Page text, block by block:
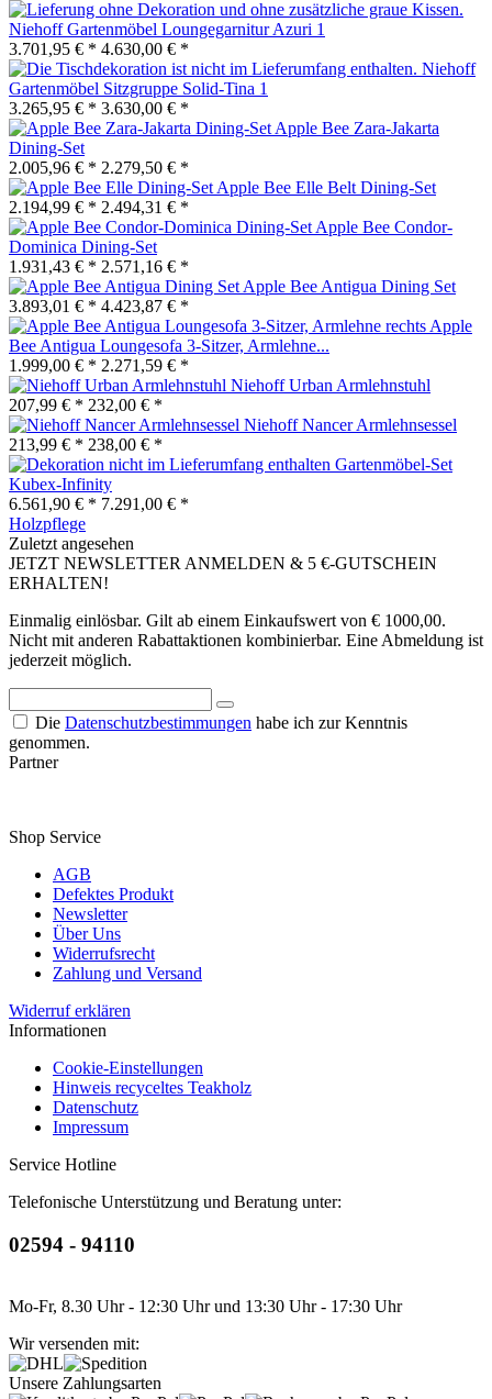
Niehoff Gartenmöbel Loungegarnitur Azuri 1
3.701,95 € * 4.630,00 € *
Niehoff
Gartenmöbel Sitzgruppe Solid-Tina 1
3.265,95 € * 3.630,00 € *
Apple Bee Zara-Jakarta
Dining-Set
2.005,96 € * 2.279,50 € *
Apple Bee Elle Belt Dining-Set
2.194,99 € * 2.494,31 € *
Apple Bee Condor-
Dominica Dining-Set
1.931,43 € * 2.571,16 € *
Apple Bee Antigua Dining Set
3.893,01 € * 4.423,87 € *
Apple
Bee Antigua Loungesofa 3-Sitzer, Armlehne...
1.999,00 € * 2.271,59 € *
Niehoff Urban Armlehnstuhl
207,99 € * 232,00 € *
Niehoff Nancer Armlehnsessel
213,99 € * 238,00 € *
Gartenmöbel-Set
Kubex-Infinity
6.561,90 € * 7.291,00 € *
Holzpflege
Zuletzt angesehen
JETZT NEWSLETTER ANMELDEN & 5 €-GUTSCHEIN
ERHALTEN!
Einmalig einlösbar. Gilt ab einem Einkaufswert von € 1000,00.
Nicht mit anderen Rabattaktionen kombinierbar. Eine Abmeldung ist
jederzeit möglich.
Die Datenschutzbestimmungen habe ich zur Kenntnis
genommen.
Partner
Shop Service
AGB
Defektes Produkt
Newsletter
Über Uns
Widerrufsrecht
Zahlung und Versand
Widerruf erklären
Informationen
Cookie-Einstellungen
Hinweis recyceltes Teakholz
Datenschutz
Impressum
Service Hotline
Telefonische Unterstützung und Beratung unter:
02594 - 94110
Mo-Fr, 8.30 Uhr - 12:30 Uhr und 13:30 Uhr - 17:30 Uhr
Wir versenden mit:
Unsere Zahlungsarten